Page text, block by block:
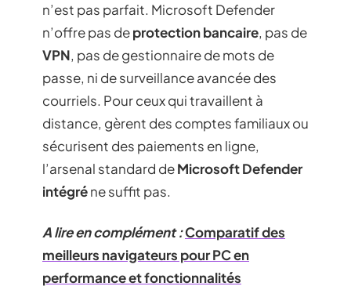
n’est pas parfait. Microsoft Defender
n’offre pas deprotection bancaire, pas de
VPN, pas de gestionnaire de mots de
passe, ni de surveillance avancée des
courriels. Pour ceux qui travaillent à
distance, gèrent des comptes familiaux ou
sécurisent des paiements en ligne,
l’arsenal standard deMicrosoft Defender
intégréne suffit pas.
A lire en complément :Comparatif des
meilleurs navigateurs pour PC en
performance et fonctionnalités